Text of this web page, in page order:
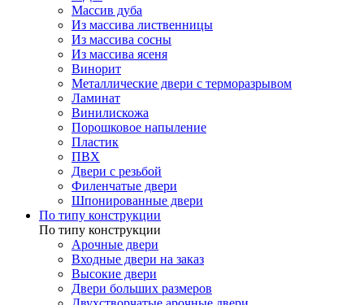
Массив дуба
Из массива лиственницы
Из массива сосны
Из массива ясеня
Винорит
Металлические двери с терморазрывом
Ламинат
Винилискожа
Порошковое напыление
Пластик
ПВХ
Двери с резьбой
Филенчатые двери
Шпонированные двери
По типу конструкции
По типу конструкции
Арочные двери
Входные двери на заказ
Высокие двери
Двери больших размеров